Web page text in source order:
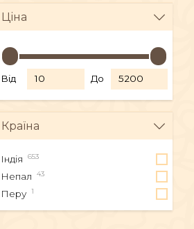
Ціна
Від До
Країна
Індія 653
Непал 43
Перу 1